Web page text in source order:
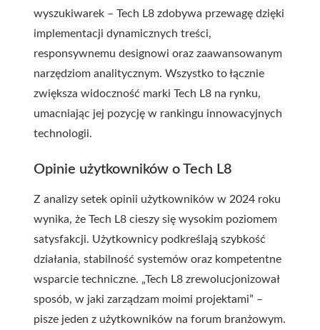
wyszukiwarek – Tech L8 zdobywa przewagę dzięki
implementacji dynamicznych treści,
responsywnemu designowi oraz zaawansowanym
narzędziom analitycznym. Wszystko to łącznie
zwiększa widoczność marki Tech L8 na rynku,
umacniając jej pozycję w rankingu innowacyjnych
technologii.
Opinie użytkowników o Tech L8
Z analizy setek opinii użytkowników w 2024 roku
wynika, że Tech L8 cieszy się wysokim poziomem
satysfakcji. Użytkownicy podkreślają szybkość
działania, stabilność systemów oraz kompetentne
wsparcie techniczne. „Tech L8 zrewolucjonizował
sposób, w jaki zarządzam moimi projektami” –
pisze jeden z użytkowników na forum branżowym.